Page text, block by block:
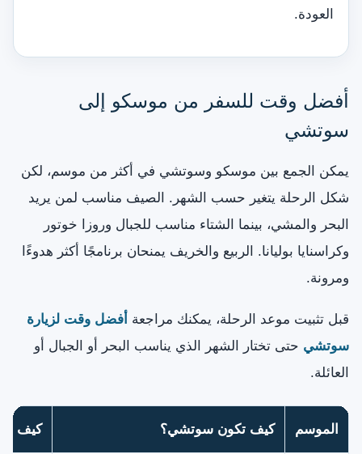
العودة.
أفضل وقت للسفر من موسكو إلى
سوتشي
يمكن الجمع بين موسكو وسوتشي في أكثر من موسم، لكن
شكل الرحلة يتغير حسب الشهر. الصيف مناسب لمن يريد
البحر والمشي، بينما الشتاء مناسب للجبال وروزا خوتور
وكراسنايا بوليانا. الربيع والخريف يمنحان برنامجًا أكثر هدوءًا
ومرونة.
قبل تثبيت موعد الرحلة، يمكنك مراجعة أفضل وقت لزيارة
سوتشي حتى تختار الشهر الذي يناسب البحر أو الجبال أو
العائلة.
الموسم كيف تكون سوتشي؟ كيف